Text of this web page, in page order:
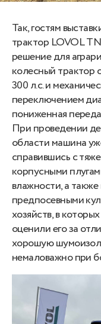
Так, гостям
трактор LOVOL
решение для
колесный трактор
300 л.с. и
переключением
пониженная
При проведении
области машина
справившись с
корпусными
влажности, а
предпосевными
хозяйств, в
оценили его за
хорошую
немаловажно при